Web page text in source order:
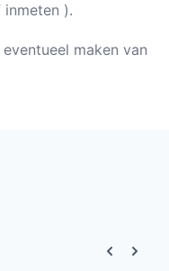
).
maken van